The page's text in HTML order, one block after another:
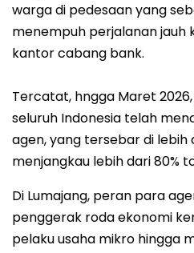
warga di pedesaan yang
menempuh perjalanan jauh
kantor cabang bank.
Tercatat, hngga Maret 2026,
seluruh Indonesia telah
agen, yang tersebar di lebih
menjangkau lebih dari 80%
Di Lumajang, peran para
penggerak roda ekonomi
pelaku usaha mikro hingga